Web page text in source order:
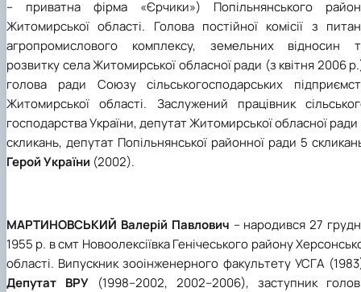
– приватна фірма «Єрчики») Попільнянського
Житомирської області. Голова постійної комісії з
агропромислового комплексу, земельних відносин
розвитку села Житомирської обласної ради (з квітня 2006
голова ради Союзу сільськогосподарських
Житомирської області. Заслужений працівник
господарства України, депутат Житомирської обласної ради
скликань, депутат Попільнянської районної ради 5
Герой України (2002).
МАРТИНОВСЬКИЙ Валерій Павлович – народився 27
1955 р. в смт Новоолексіївка Генічеського району
області. Випускник зооінженерного факультету УСГА
Депутат ВРУ (1998–2002, 2002–2006), заступник